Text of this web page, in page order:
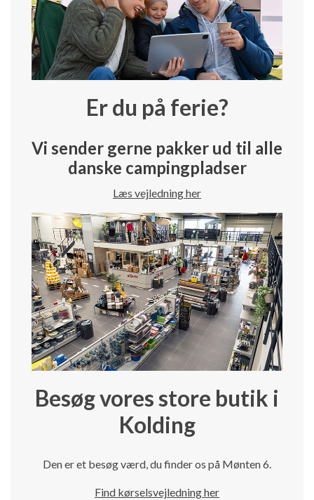
Er du på ferie?
Vi sender gerne pakker ud til alle
danske campingpladser
Læs vejledning her
Besøg vores store butik i
Kolding
Den er et besøg værd, du finder os på Mønten 6.
Find kørselsvejledning her